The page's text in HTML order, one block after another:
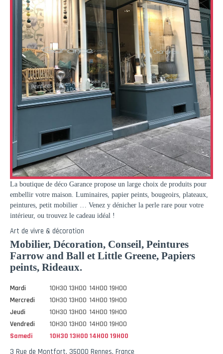
La boutique de déco Garance propose un large choix de produits pour
embellir votre maison. Luminaires, papier peints, bougeoirs, plateaux,
peintures, petit mobilier … Venez y dénicher la perle rare pour votre
intérieur, ou trouvez le cadeau idéal !
Art de vivre & décoration
Mobilier, Décoration, Conseil, Peintures
Farrow and Ball et Little Greene, Papiers
peints, Rideaux.
Mardi 10H30 13H00 14H00 19H00
Mercredi
10H30 13H00 14H00 19H00
Jeudi
10H30 13H00 14H00 19H00
Vendredi
10H30 13H00 14H00 19H00
Samedi
10H30 13H00 14H00 19H00
3 Rue de Montfort, 35000 Rennes, France